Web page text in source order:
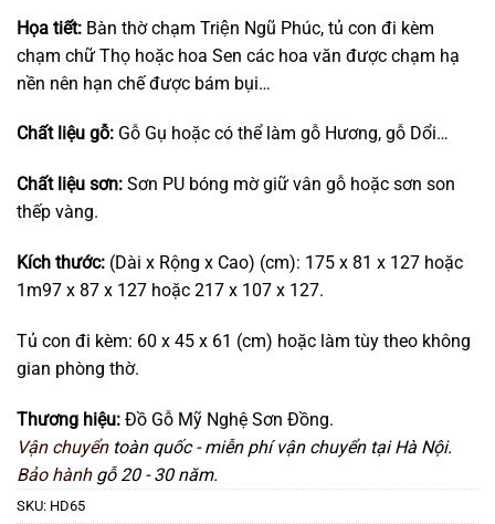
Họa tiết: Bàn thờ chạm Triện Ngũ Phúc, tủ con đi kèm
chạm chữ Thọ hoặc hoa Sen các hoa văn được chạm hạ
nền nên hạn chế được bám bụi…
Chất liệu gỗ: Gỗ Gụ hoặc có thể làm gỗ Hương, gỗ Dổi…
Chất liệu sơn: Sơn PU bóng mờ giữ vân gỗ hoặc sơn son
thếp vàng.
Kích thước: (Dài x Rộng x Cao) (cm): 175 x 81 x 127 hoặc
1m97 x 87 x 127 hoặc 217 x 107 x 127.
Tủ con đi kèm: 60 x 45 x 61 (cm) hoặc làm tùy theo không
gian phòng thờ.
Thương hiệu: Đồ Gỗ Mỹ Nghệ Sơn Đồng.
Vận chuyểntoàn quốc - miễn phí vận chuyển tại Hà Nội.
Bảo hànhgỗ 20 - 30 năm.
SKU: HD65